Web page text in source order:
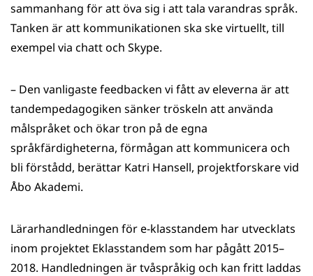
sammanhang för att öva sig i att tala varandras språk.
Tanken är att kommunikationen ska ske virtuellt, till
exempel via chatt och Skype.
– Den vanligaste feedbacken vi fått av eleverna är att
tandempedagogiken sänker tröskeln att använda
målspråket och ökar tron på de egna
språkfärdigheterna, förmågan att kommunicera och
bli förstådd, berättar Katri Hansell, projektforskare vid
Åbo Akademi.
Lärarhandledningen för e-klasstandem har utvecklats
inom projektet Eklasstandem som har pågått 2015–
2018. Handledningen är tvåspråkig och kan fritt laddas